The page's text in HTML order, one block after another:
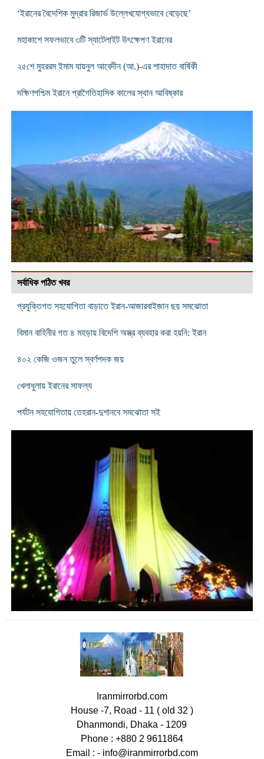
‘ইরানের বৈদেশিক মুদ্রার রিজার্ভ উল্লেখযোগ্যভাবে বেড়েছে’
মহাকাশে সফলভাবে ৩টি স্যাটেলাইট উৎক্ষেপণ ইরানের
২৫শে মুহররম ইমাম যায়নুল আবেদীন (আ.)-এর শাহাদাত বার্ষিকী
দক্ষিণপশ্চিম ইরানে প্রাগৈতিহাসিক কালের স্থান আবিষ্কার
সর্বাধিক পঠিত খবর
প্রযুক্তিগত সহযোগিতা বাড়াতে ইরান-আজারবাইজান ছয় সমঝোতা
বিমান বাহিনীর গত ৪ মহড়ায় বিদেশি অস্ত্র ব্যবহার করা হয়নি: ইরান
৪০২ কেজি ওজন তুলে স্বর্ণপদক জয়
খেলাধুলায় ইরানের সাফল্য
পর্যটন সহযোগিতায় তেহরান-দুশানবে সমঝোতা সই
Iranmirrorbd.com
House -7, Road - 11 ( old 32 )
Dhanmondi, Dhaka - 1209
Phone : +880 2 9611864
Email : - info@iranmirrorbd.com